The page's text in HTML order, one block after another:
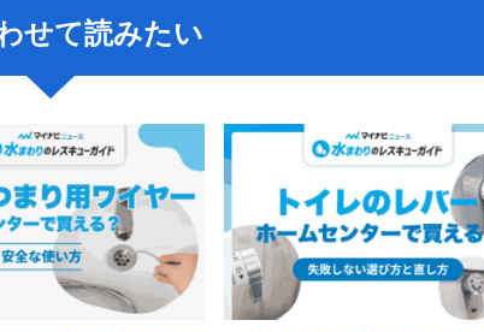
せて読みたい